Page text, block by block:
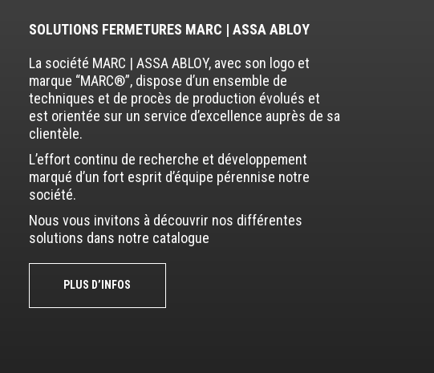
SOLUTIONS FERMETURES MARC | ASSA ABLOY
La société MARC | ASSA ABLOY, avec son logo et
marque “MARC®”, dispose d’un ensemble de
techniques et de procès de production évolués et
est orientée sur un service d’excellence auprès de sa
clientèle.
L’effort continu de recherche et développement
marqué d’un fort esprit d’équipe pérennise notre
société.
Nous vous invitons à découvrir nos différentes
solutions dans notre catalogue
PLUS D’INFOS